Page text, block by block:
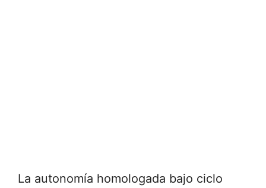
La autonomía homologada bajo ciclo